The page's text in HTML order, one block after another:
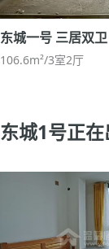
106.6m²/3室2厅
东城1号正